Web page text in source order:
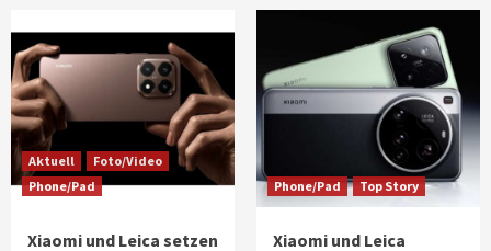
Aktuell
Foto/Video
Phone/Pad
Xiaomi und Leica setzen
Phone/Pad Top Story
Xiaomi und Leica